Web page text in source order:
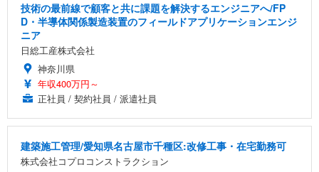
技術の最前線で顧客と共に課題を解決するエンジニアへ/FP
D・半導体関係製造装置のフィールドアプリケーションエンジ
ニア
日総工産株式会社
神奈川県
年収400万円～
正社員 / 契約社員 / 派遣社員
建築施工管理/愛知県名古屋市千種区:改修工事・在宅勤務可
株式会社コプロコンストラクション